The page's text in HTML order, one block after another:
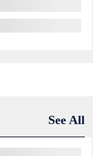
See All